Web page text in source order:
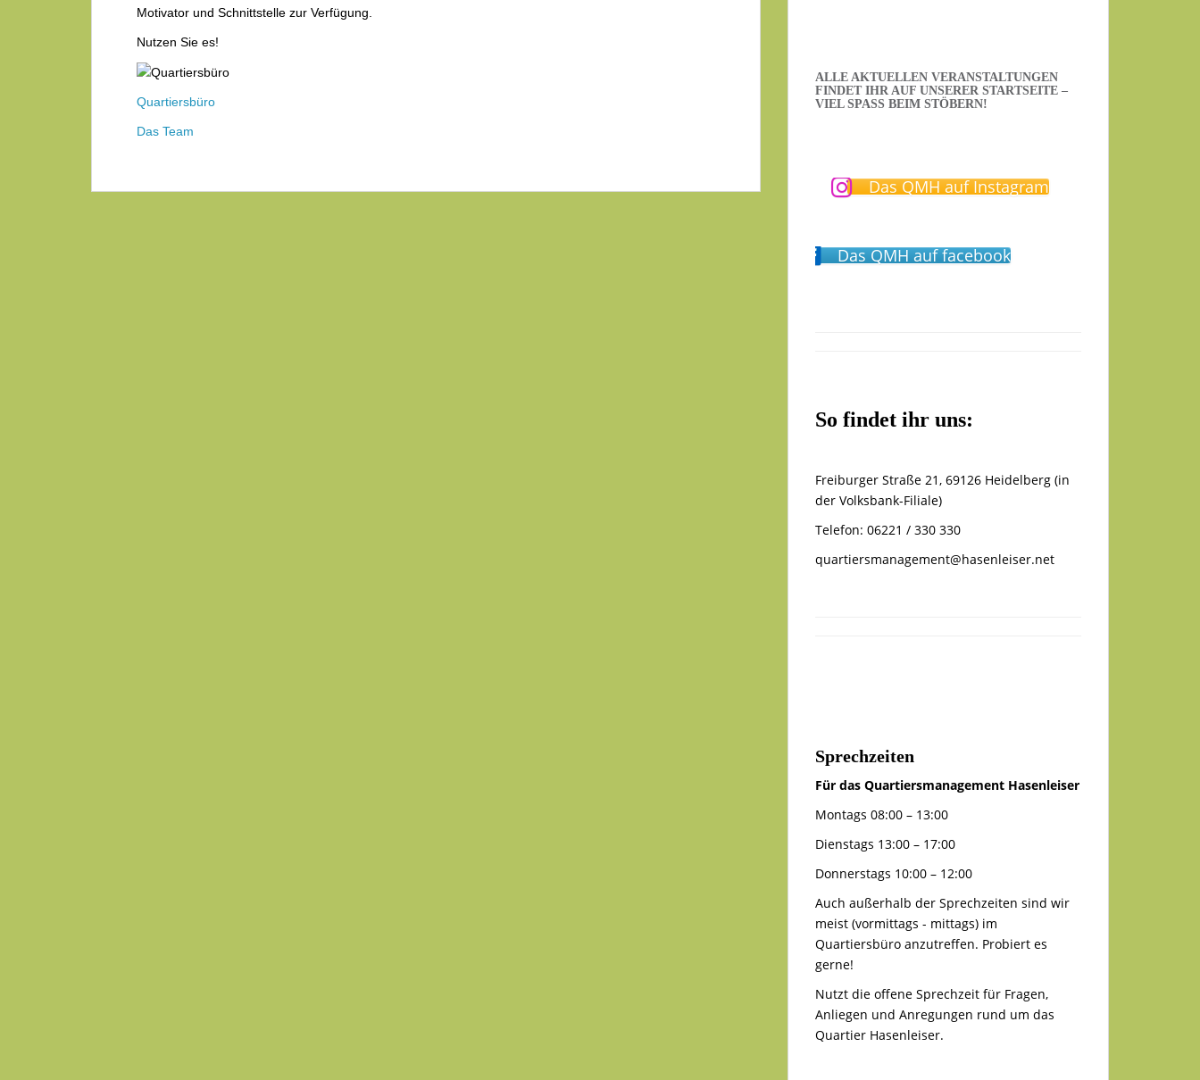
Motivator und Schnittstelle zur Verfügung.
Nutzen Sie es!
Quartiersbüro
Das Team
ALLE AKTUELLEN VERANSTALTUNGEN
FINDET IHR AUF UNSERER STARTSEITE –
VIEL SPASS BEIM STÖBERN!
Das QMH auf Instagram
Das QMH auf facebook
So findet ihr uns:
Freiburger Straße 21, 69126 Heidelberg (in
der Volksbank-Filiale)
Telefon: 06221 / 330 330
quartiersmanagement@hasenleiser.net
Sprechzeiten
Für das Quartiersmanagement Hasenleiser
Montags 08:00 – 13:00
Dienstags 13:00 – 17:00
Donnerstags 10:00 – 12:00
Auch außerhalb der Sprechzeiten sind wir
meist (vormittags - mittags) im
Quartiersbüro anzutreffen. Probiert es
gerne!
Nutzt die offene Sprechzeit für Fragen,
Anliegen und Anregungen rund um das
Quartier Hasenleiser.